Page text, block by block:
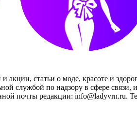
статьи о моде, красоте и
службой по надзору в сфере
почты редакции: info@ladyvrn.ru.